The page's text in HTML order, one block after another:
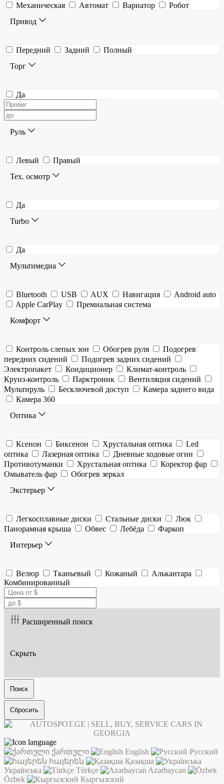
Механическая Автомат Вариатор
Робот
Привод
Передний Задний
Полный
Торг
Да
Руль
Левый
Правый
Тех. осмотр
Да
Turbo
Да
Мультимедиа
Bluetooth USB AUX Навигация
Android auto
Apple CarPlay
Премиальная система
Комфорт
Контроль слепых зон Обогрев руля
Подогрев
передних сидений
Подогрев задних сидений
Электропакет
Кондиционер
Климат-контроль
Круиз-контроль
Парктроник
Вентиляция сидений
Мультируль
Бесключевой доступ
Камера заднего вида
Камера 360
Оптика
Ксенон Биксенон Хрустальная оптика
Led
оптика
Лазерная оптика
Дневные ходовые огни
Противотуманки
Хрустальная оптика
Коректор фар
Омыватель фар
Обогрев зеркал
Экстерьер
Легкосплавные диски Стальные диски
Люк
Панорамная крыша
Обвес Лебёда
Фаркоп
Интерьер
Велюр Тканьевый Кожаный
Алькантара
Комбинированный
Расширенный поиск
Скрыть
Поиск
Сбросить
ქართული English
Русский
հայերեն
Қазақша
Українська
Türkçe
Azərbaycan
Özbek
Кыргызский